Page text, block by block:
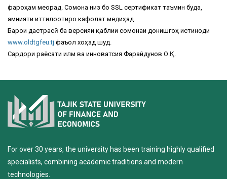
фароҳам меорад. Сомона низ бо SSL сертификат таъмин буда,
амнияти иттилоотиро кафолат медиҳад.
Барои дастрасӣ ба версияи қаблии сомонаи донишгоҳ истиноди
www.oldtgfeu.tj фаъол хоҳад шуд.
Сардори раёсати илм ва инноватсия Фарайдунов О.Қ.
For over 30 years, the university has been training highly qualified
specialists, combining academic traditions and modern
technologies.